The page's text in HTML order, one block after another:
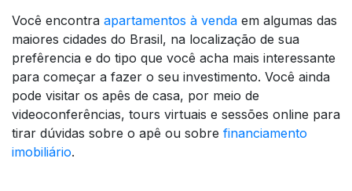
Você encontra apartamentos à venda em algumas das
maiores cidades do Brasil, na localização de sua
prefêrencia e do tipo que você acha mais interessante
para começar a fazer o seu investimento. Você ainda
pode visitar os apês de casa, por meio de
videoconferências, tours virtuais e sessões online para
tirar dúvidas sobre o apê ou sobre financiamento
imobiliário.